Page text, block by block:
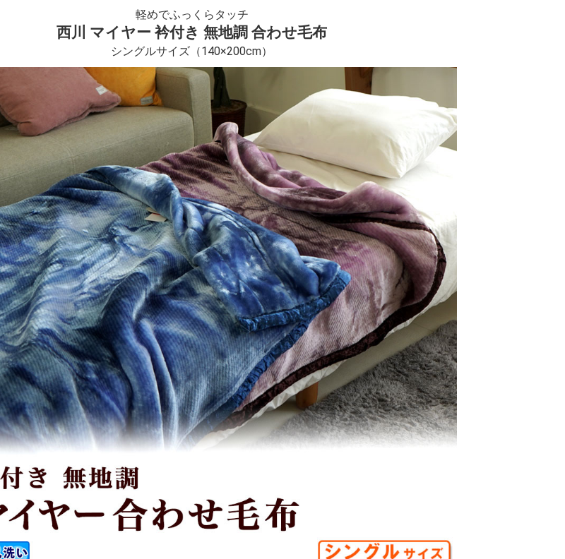
軽めでふっくらタッチ
西川 マイヤー 衿付き 無地調 合わせ毛布
シングルサイズ（140×200cm）